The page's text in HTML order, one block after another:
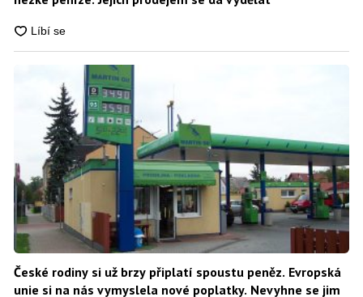
České rodiny si už brzy připlatí spoustu peněz. Evropská
unie si na nás vymyslela nové poplatky. Nevyhne se jim